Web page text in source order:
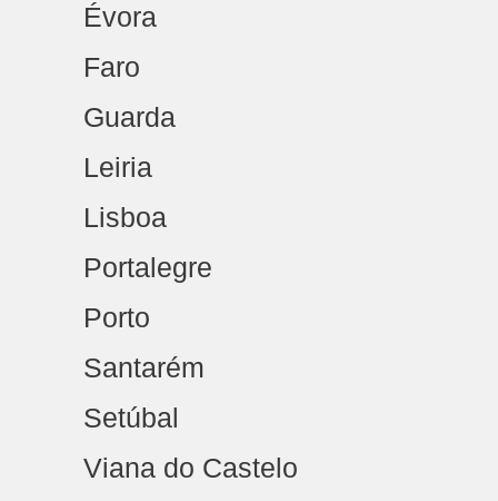
Évora
Faro
Guarda
Leiria
Lisboa
Portalegre
Porto
Santarém
Setúbal
Viana do Castelo